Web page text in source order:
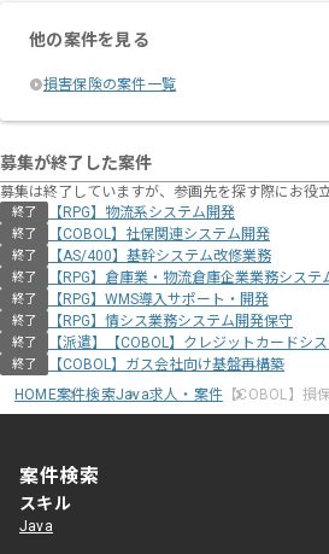
他の案件を見る
損害保険の案件一覧
募集が終了した案件
募集は終了していますが、参画先を探す際にお役
終了 【RPG】物流系システム開発
終了 【COBOL】社保関連システム開発
終了 【AS/400】基幹システム改修業務
終了 【RPG】倉庫業・物流倉庫企業業務システ
終了 【RPG】WMS導入サポート・開発
終了 【RPG】情シス業務システム開発保守
終了 【派遣】【COBOL】クレジットカードシ
終了
【COBOL】ガス会社向け基盤再構築
HOME案件検索Java求人・案件 【COBOL】損
案件検索
スキル
Java